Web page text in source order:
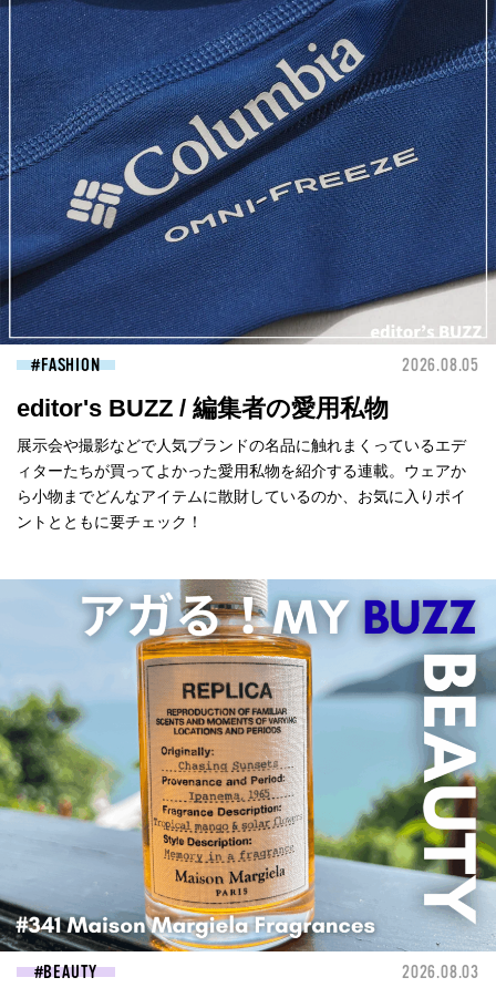
FASHION 2026.08.05
editor's BUZZ / 編集者の愛用私物
展示会や撮影などで人気ブランドの名品に触れまくっているエデ
ィターたちが買ってよかった愛用私物を紹介する連載。ウェアか
ら小物までどんなアイテムに散財しているのか、お気に入りポイ
ントとともに要チェック！
BEAUTY 2026.08.03